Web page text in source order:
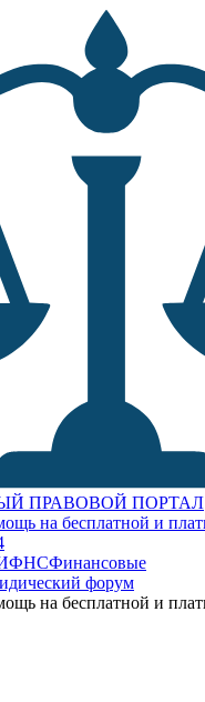
ПРАВОВОЙ ПОРТАЛ
на бесплатной и
Финансовые
форум
на бесплатной и